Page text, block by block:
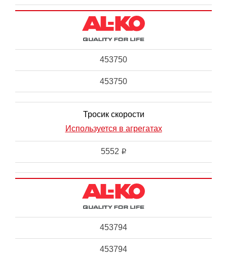
453750
453750
Тросик скорости
Используется в агрегатах
5552 i
453794
453794